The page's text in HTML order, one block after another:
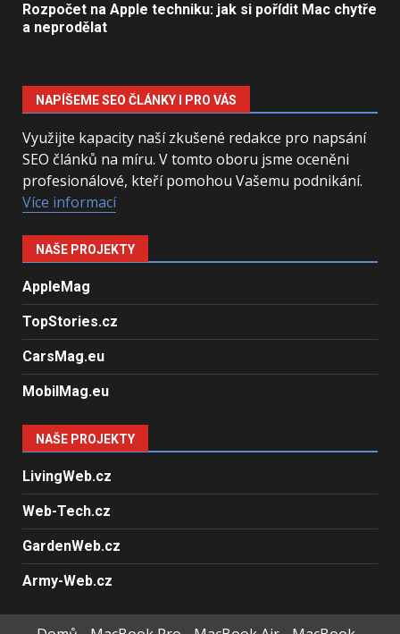
Rozpočet na Apple techniku: jak si pořídit Mac chytře
a neprodělat
NAPÍŠEME SEO ČLÁNKY I PRO VÁS
Využijte kapacity naší zkušené redakce pro napsání
SEO článků na míru. V tomto oboru jsme oceněni
profesionálové, kteří pomohou Vašemu podnikání.
Více informací
NAŠE PROJEKTY
AppleMag
TopStories.cz
CarsMag.eu
MobilMag.eu
NAŠE PROJEKTY
LivingWeb.cz
Web-Tech.cz
GardenWeb.cz
Army-Web.cz